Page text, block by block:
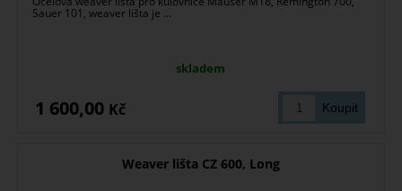
Sauer 101, weaver lišta je ...
skladem
1 600,00 Kč
Weaver lišta CZ 600, Long